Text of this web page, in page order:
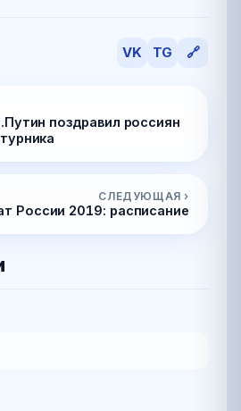
VK TG 🔗
поздравил россиян
СЛЕДУЮЩАЯ ›
России 2019: расписание